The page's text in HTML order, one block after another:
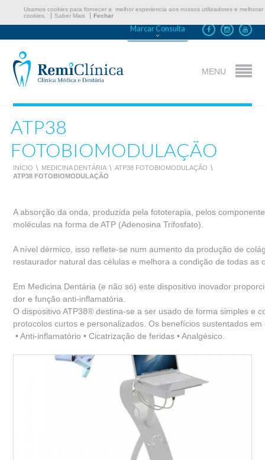
Usamos cookies para fornecer a melhor experiencia aos nossos utilizadores e
cookies.
Saber Mais Fechar
Marcar Consulta
MENU
ATP38
FOTOBIOMODULAÇÃO
INÍCIO \ MEDICINA DENTÁRIA \ ATP38 FOTOBIOMODULAÇÃO \
ATP38 FOTOBIOMODULAÇÃO
A absorção da onda, produzida pela fototerapia, pelos
moléculas na forma de ATP (Adenosina Trifosfato).
A nível dérmico, isso reflete-se num aumento da produção de
restaurador natural das células e melhora a condição de todas as
Em Medicina Dentária (e não só) este dispositivo inovador
dor e função anti-inflamatória.
O dispositivo ATP38® destina-se a ser usado de forma simples e
protocolos curtos e personalizados. Os benefícios sustentados
• Anti-inflamatório • Cicatrização de feridas • Analgésico.